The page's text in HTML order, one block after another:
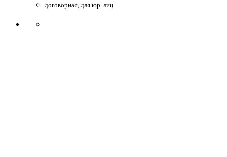
договорная, для юр. лиц